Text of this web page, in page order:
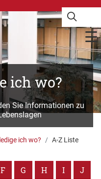
ich wo?
Sie Informationen zu
ich wo? A-Z Liste
F G H I
J